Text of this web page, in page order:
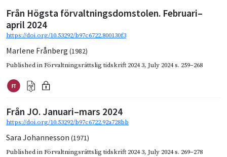
Från Högsta förvaltningsdomstolen. Februari–
april 2024
https://doi.org/10.53292/b97c6722.800130f3
Marlene Frånberg (1982)
Published inFörvaltningsrättslig tidskrift 2024 3, July 2024s. 259–268
Från JO. Januari–mars 2024
https://doi.org/10.53292/b97c6722.92a728bb
Sara Johannesson (1971)
Published inFörvaltningsrättslig tidskrift 2024 3, July 2024s. 269–278